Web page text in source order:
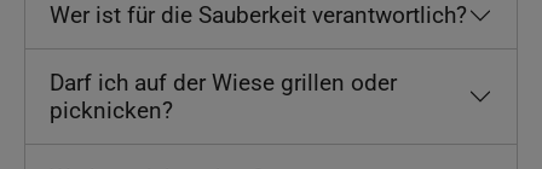
Wer ist für die Sauberkeit verantwortlich?
Darf ich auf der Wiese grillen oder
picknicken?